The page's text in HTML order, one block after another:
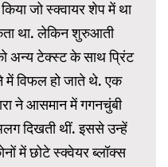
जो स्क्वायर शेप में था
था. लेकिन शुरुआती
अन्य टेक्स्ट के साथ प्रिंट
में विफल हो जाते थे. एक
ने आसमान में गगनचुंबी
दिखती थीं. इससे उन्हें
में छोटे स्क्वेयर ब्लॉक्स